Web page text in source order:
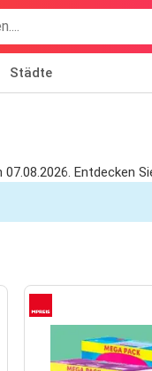
Städte
Entdecken